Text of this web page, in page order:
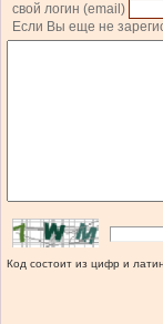
свой логин (email)
Если Вы еще не
Код состоит из цифр и